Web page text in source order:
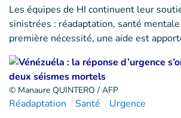
Les équipes de HI continuent leur
sinistrées : réadaptation, santé
première nécessité, une aide est
© Manaure QUINTERO / AFP
Réadaptation Santé Urgence